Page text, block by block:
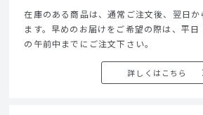
在庫のある商品は、通常ご注文後、翌日
ます。早めのお届けをご希望の際は、平日
の午前中までにご注文下さい。
詳しくはこちら